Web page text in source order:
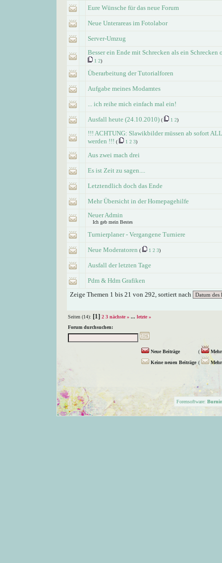
Eure Wünsche für das neue Forum
Neue Unterareas im Fotolabor
Server-Umzug
Besser ein Ende mit Schrecken als ein Schrecken
1 2)
Überarbeitung der Tutorialforen
Aufgabe meines Modamtes
... ich reihe mich einfach mal ein!
Ausfall heute (24.10.2010) ( 1 2)
!!! ACHTUNG: Slawikbilder müssen ab sofort
werden !!! ( 1 2 3)
Aus zwei mach drei
Es ist Zeit zu sagen....
Letztendlich doch das Ende
Mehr Übersicht in der Homepagehilfe
Neuer Admin
Ich geb mein Bestes
Turnierplaner - Vergangene Turniere
Neue Moderatoren ( 1 2 3)
Ausfall der letzten Tage
Pdm & Hdm Grafiken
Zeige Themen 1 bis 21 von 292, sortiert nach
Seiten (14): [1] 2 3 nächste » ... letzte »
Forum durchsuchen:
Neue Beiträge (
Keine neuen Beiträge (
Forensoftware: